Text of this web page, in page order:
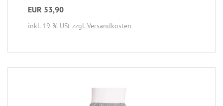
EUR 53,90
inkl. 19 % USt zzgl. Versandkosten